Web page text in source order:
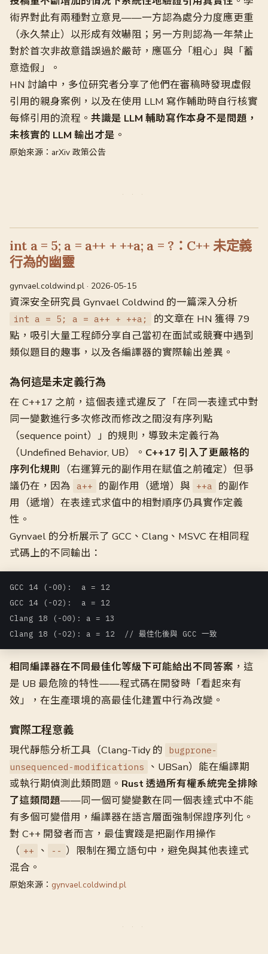
術界對此有兩種對立意見——一方認為處分力度應更重
（永久禁止）以形成有效嚇阻；另一方則認為一年禁止
對於首次非故意錯誤過於嚴苛，應區分「粗心」與「蓄
意造假」。
HN 討論中，多位研究者分享了他們在審稿時發現虛假
引用的親身案例，以及在使用 LLM 寫作輔助時自行核實
每條引用的流程。 共識是 LLM 輔助寫作本身不是問題，
未核實的 LLM 輸出才是 。
原始來源：arXiv 政策公告
int a = 5; a = a++ + ++a; a = ?：C++ 未定義
行為的幽靈
gynvael.coldwind.pl · 2026-05-15
資深安全研究員 Gynvael Coldwind 的一篇深入分析
int a = 5; a = a++ + ++a;
的文章在 HN 獲得 79
點，吸引大量工程師分享自己當初在面試或競賽中遇到
類似題目的趣事，以及各編譯器的實際輸出差異。
為何這是未定義行為
在 C++17 之前，這個表達式違反了「在同一表達式中對
同一變數進行多次修改而修改之間沒有序列點
（sequence point）」的規則，導致未定義行為
（Undefined Behavior, UB）。 C++17 引入了更嚴格的
序列化規則 （右運算元的副作用在賦值之前確定）但爭
議仍在，因為 a++ 的副作用（遞增）與 ++a
的副作
用（遞增）在表達式求值中的相對順序仍具實作定義
性。
Gynvael 的分析展示了 GCC、Clang、MSVC 在相同程
式碼上的不同輸出：
GCC 14 (-O0):  a = 12
GCC 14 (-O2):  a = 12
Clang 18 (-O0): a = 13
Clang 18 (-O2): a = 12  // 最佳化後與 GCC 一致
相同編譯器在不同最佳化等級下可能給出不同答案 ，這
是 UB 最危險的特性——程式碼在開發時「看起來有
效」，在生產環境的高最佳化建置中行為改變。
實際工程意義
現代靜態分析工具（Clang-Tidy 的
bugprone-
unsequenced-modifications
、UBSan）能在編譯期
或執行期偵測此類問題。 Rust 透過所有權系統完全排除
了這類問題——同一個可變變數在同一個表達式中不能
有多個可變借用，編譯器在語言層面強制保證序列化。
對 C++ 開發者而言，最佳實踐是把副作用操作
（ ++ 、 -- ）限制在獨立語句中，避免與其他表達式
混合。
原始來源： gynvael.coldwind.pl